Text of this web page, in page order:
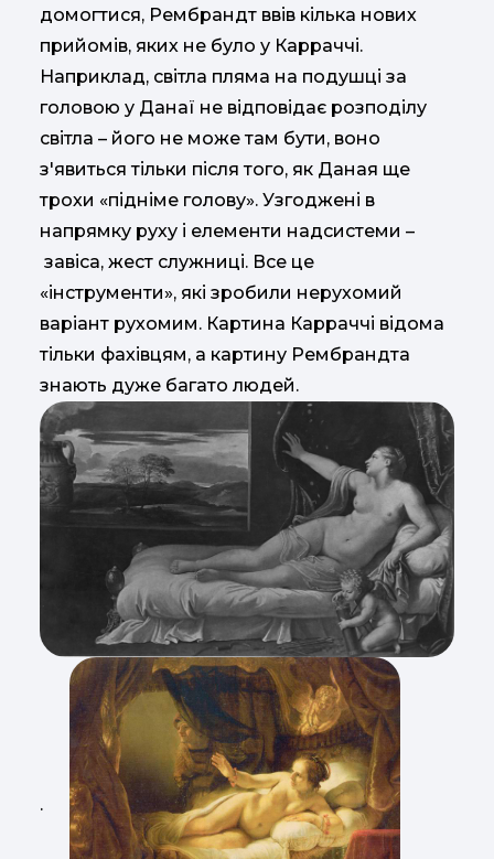
домогтися, Рембрандт ввів кілька нових
прийомів, яких не було у Карраччі.
Наприклад, світла пляма на подушці за
головою у Данаї не відповідає розподілу
світла – його не може там бути, воно
з'явиться тільки після того, як Даная ще
трохи «підніме голову». Узгоджені в
напрямку руху і елементи надсистеми –
завіса, жест служниці. Все це
«інструменти», які зробили нерухомий
варіант рухомим. Картина Карраччі відома
тільки фахівцям, а картину Рембрандта
знають дуже багато людей.
.